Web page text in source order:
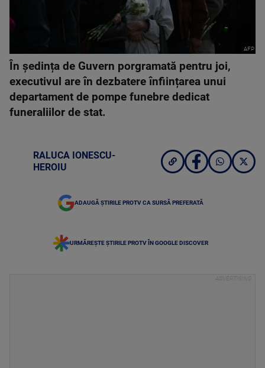
AFP
În ședința de Guvern porgramată pentru joi,
executivul are în dezbatere înființarea unui
departament de pompe funebre dedicat
funeraliilor de stat.
RALUCA IONESCU-
HEROIU
ADAUGĂ ȘTIRILE PROTV CA SURSĂ PREFERATĂ
URMĂREȘTE ȘTIRILE PROTV ÎN GOOGLE DISCOVER